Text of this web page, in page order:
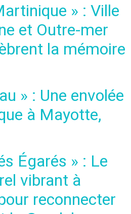
» : Ville
et Outre-mer
la mémoire
» : Une envolée
à Mayotte,
Égarés » : Le
vibrant à
reconnecter